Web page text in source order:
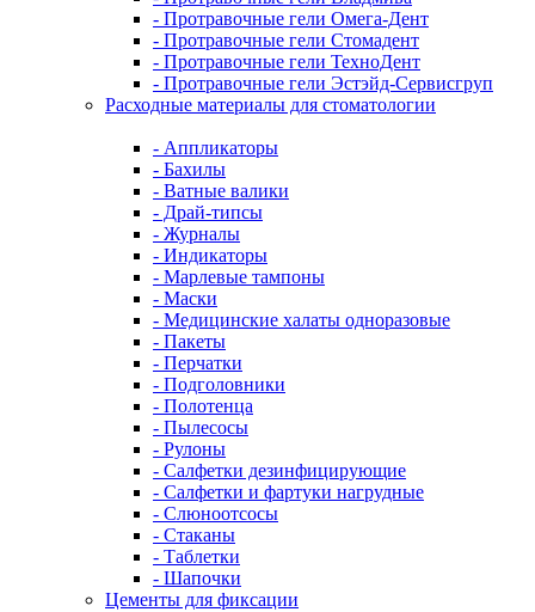
- Протравочные гели Омега-Дент
- Протравочные гели Стомадент
- Протравочные гели ТехноДент
- Протравочные гели Эстэйд-Сервисгруп
Расходные материалы для стоматологии
- Аппликаторы
- Бахилы
- Ватные валики
- Драй-типсы
- Журналы
- Индикаторы
- Марлевые тампоны
- Маски
- Медицинские халаты одноразовые
- Пакеты
- Перчатки
- Подголовники
- Полотенца
- Пылесосы
- Рулоны
- Салфетки дезинфицирующие
- Салфетки и фартуки нагрудные
- Слюноотсосы
- Стаканы
- Таблетки
- Шапочки
Цементы для фиксации